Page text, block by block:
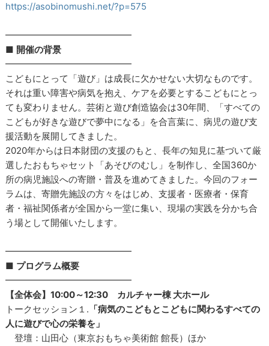
https://asobinomushi.net/?p=575
━━━━━━━━━━━━━━
■ 開催の背景
━━━━━━━━━━━━━━
こどもにとって「遊び」は成長に欠かせない大切なものです。
それは重い障害や病気を抱え、ケアを必要とするこどもにとっ
ても変わりません。芸術と遊び創造協会は30年間、「すべての
こどもが好きな遊びで夢中になる」を合言葉に、病児の遊び支
援活動を展開してきました。
2020年からは日本財団の支援のもと、長年の知見に基づいて厳
選したおもちゃセット「あそびのむし」を制作し、全国360か
所の病児施設への寄贈・普及を進めてきました。今回のフォー
ラムは、寄贈先施設の方々をはじめ、支援者・医療者・保育
者・福祉関係者が全国から一堂に集い、現場の実践を分かち合
う場として開催いたします。
━━━━━━━━━━━━━━
■ プログラム概要
━━━━━━━━━━━━━━
【全体会】10:00～12:30 カルチャー棟 大ホール
トークセッション１. 「病気のこどもとこどもに関わるすべての
人に遊びで心の栄養を」
登壇：山田心（東京おもちゃ美術館 館長）ほか